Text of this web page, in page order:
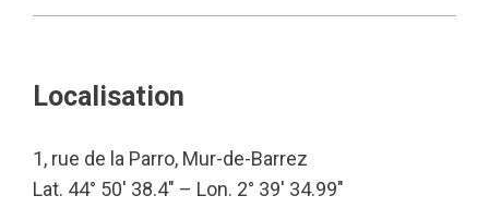
Localisation
1, rue de la Parro, Mur-de-Barrez
Lat. 44° 50′ 38.4″ – Lon. 2° 39′ 34.99″